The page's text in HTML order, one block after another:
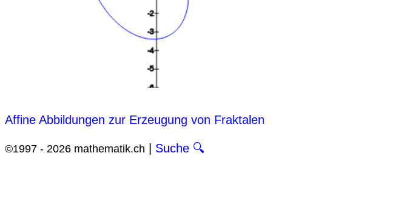
Affine Abbildungen zur Erzeugung von Fraktalen
©1997 - 2026 mathematik.ch Suche 🔍